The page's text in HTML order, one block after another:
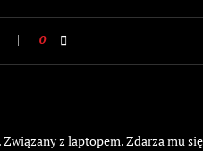
0
z laptopem. Zdarza mu